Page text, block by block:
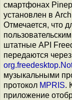
смартфонах
установлен в
Отмечается, что
штатные API
передаются
музыкальными
протокол MPRIS.
приложение